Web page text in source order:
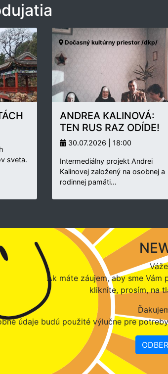
sveta.
Dočasný kultúrny priestor /dkp/
ANDREA KALINOVÁ:
TEN RUS RAZ ODÍDE!
30.07.2026 | 18:00
Intermediálny projekt Andrei
Kalinovej založený na osobnej a
rodinnej pamäti…
Ak máte záujem, aby sme Vám
kliknite, prosím, na
údaje budú použité výlučne pre